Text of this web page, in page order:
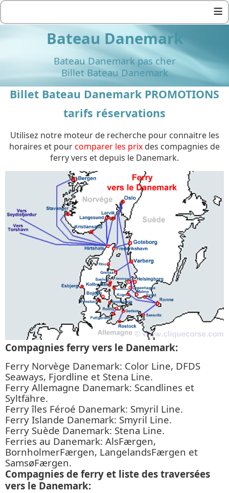
≡
Bateau Danemark
Bateau Danemark pas cher
Billet Bateau Danemark
Billet Bateau Danemark PROMOTIONS
tarifs réservations
Utilisez notre moteur de recherche pour connaitre les
horaires et pourcomparer les prix des compagnies de
ferry vers et depuis le Danemark.
Compagnies ferry vers le Danemark:
Ferry Norvège Danemark: Color Line, DFDS
Seaways, Fjordline et Stena Line.
Ferry Allemagne Danemark: Scandlines et
Syltfähre.
Ferry îles Féroé Danemark: Smyril Line.
Ferry Islande Danemark: Smyril Line.
Ferry Suède Danemark: Stena Line.
Ferries au Danemark: AlsFærgen,
BornholmerFærgen, LangelandsFærgen et
SamsøFærgen.
Compagnies de ferry et liste des traversées
vers le Danemark: